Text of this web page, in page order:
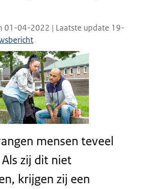
01-04-2022 | Laatste update 19-
mensen teveel
zij dit niet
krijgen zij een